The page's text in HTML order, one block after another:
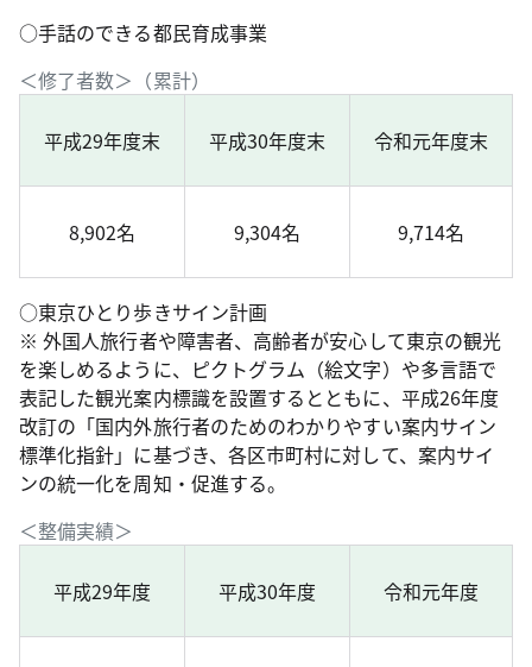
○手話のできる都民育成事業
＜修了者数＞（累計）
平成29年度末 平成30年度末 令和元年度末
8,902名 9,304名 9,714名
○東京ひとり歩きサイン計画
※ 外国人旅行者や障害者、高齢者が安心して東京の観光
を楽しめるように、ピクトグラム（絵文字）や多言語で
表記した観光案内標識を設置するとともに、平成26年度
改訂の「国内外旅行者のためのわかりやすい案内サイン
標準化指針」に基づき、各区市町村に対して、案内サイ
ンの統一化を周知・促進する。
＜整備実績＞
平成29年度 平成30年度 令和元年度